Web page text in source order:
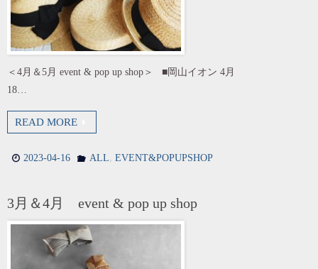
＜4月＆5月 event & pop up shop＞ ■岡山イオン 4月
18…
READ MORE
2023-04-16 ALL, EVENT&POPUPSHOP
3月＆4月 event & pop up shop